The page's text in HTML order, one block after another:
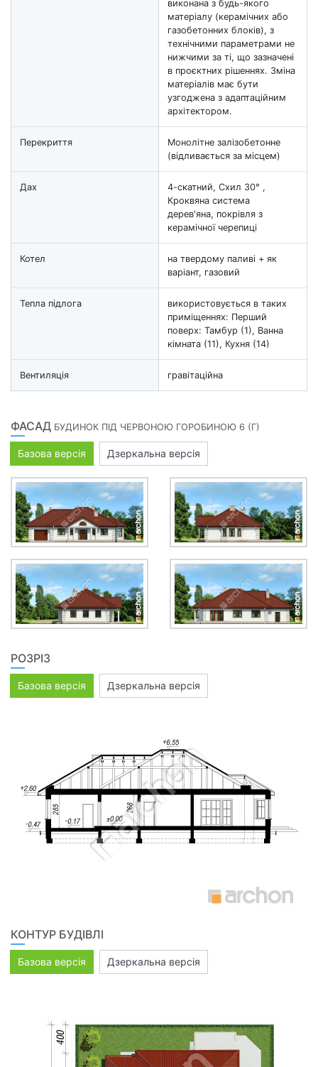
виконана з будь-якого
матеріалу (керамічних або
газобетонних блоків), з
технічними параметрами не
нижчими за ті, що зазначені
в проєктних рішеннях. Зміна
матеріалів має бути
узгоджена з адаптаційним
архітектором.
Перекриття
Монолітне залізобетонне
(відливається за місцем)
Дах
4-скатний, Схил 30° ,
Кроквяна система
дерев'яна, покрівля з
керамічної черепиці
Котел
на твердому паливі + як
варіант, газовий
Тепла підлога
використовується в таких
приміщеннях: Перший
поверх: Тамбур (1), Ванна
кімната (11), Кухня (14)
Вентиляція гравітаційна
ФАСАД БУДИНОК ПІД ЧЕРВОНОЮ ГОРОБИНОЮ 6 (Г)
Базова версія Дзеркальна версія
РОЗРІЗ
Базова версія Дзеркальна версія
КОНТУР БУДІВЛІ
Базова версія Дзеркальна версія